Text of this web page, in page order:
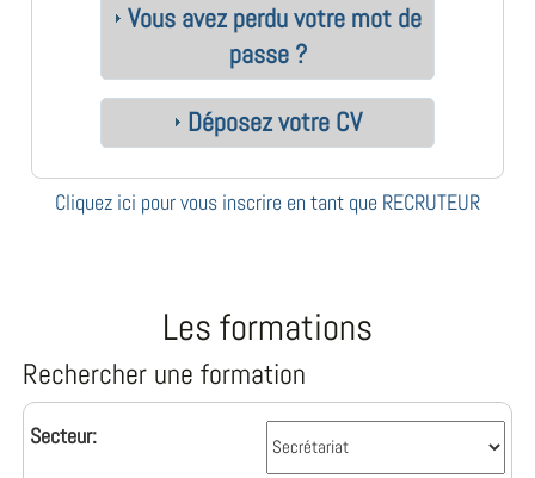
Vous avez perdu votre mot de
passe ?
Déposez votre CV
Cliquez ici pour vous inscrire en tant que RECRUTEUR
Les formations
Rechercher une formation
Secteur: